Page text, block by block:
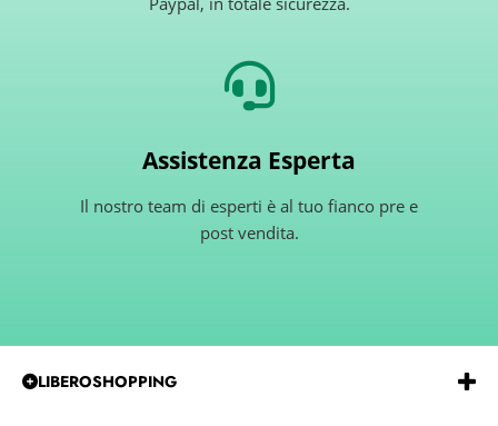
Assistenza Esperta
Il nostro team di esperti è al tuo fianco pre e
post vendita.
LIBEROSHOPPING